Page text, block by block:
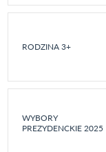
RODZINA 3+
WYBORY
PREZYDENCKIE 2025